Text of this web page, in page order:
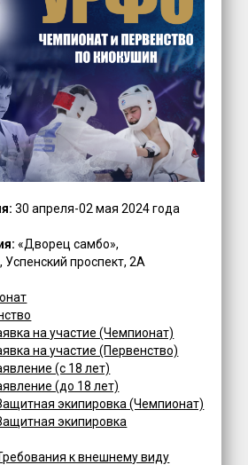
30 апреля-02 мая 2024 года
«Дворец самбо»,
проспект, 2А
на участие (Чемпионат)
на участие (Первенство)
(c 18 лет)
(до 18 лет)
экипировка (Чемпионат)
экипировка
к внешнему виду